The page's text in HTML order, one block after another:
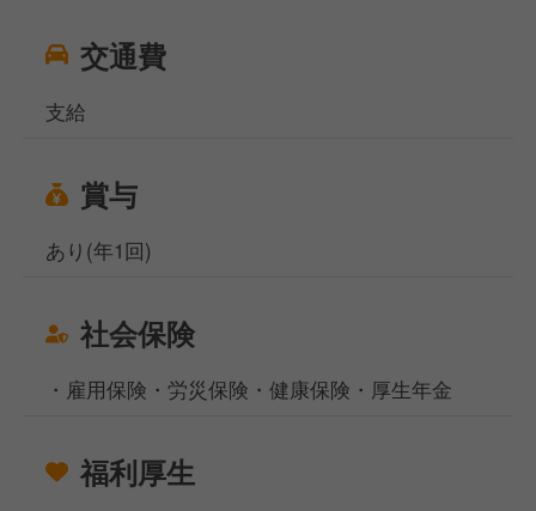
交通費
支給
賞与
あり(年1回)
社会保険
・雇用保険・労災保険・健康保険・厚生年金
福利厚生